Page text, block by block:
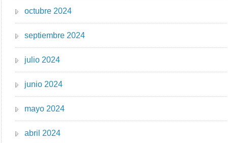
octubre 2024
septiembre 2024
julio 2024
junio 2024
mayo 2024
abril 2024